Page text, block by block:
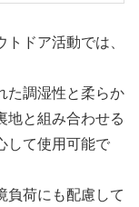
ドア活動では、
た調湿性と柔らか
地と組み合わせる
して使用可能で
負荷にも配慮して